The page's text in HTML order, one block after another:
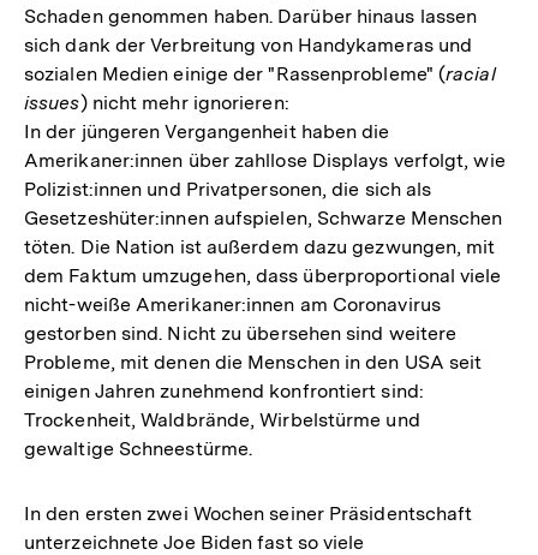
Schaden genommen haben. Darüber hinaus lassen
sich dank der Verbreitung von Handykameras und
sozialen Medien einige der "Rassenprobleme" (racial
issues) nicht mehr ignorieren:
In der jüngeren Vergangenheit haben die
Amerikaner:innen über zahllose Displays verfolgt, wie
Polizist:innen und Privatpersonen, die sich als
Gesetzeshüter:innen aufspielen, Schwarze Menschen
töten. Die Nation ist außerdem dazu gezwungen, mit
dem Faktum umzugehen, dass überproportional viele
nicht-weiße Amerikaner:innen am Coronavirus
gestorben sind. Nicht zu übersehen sind weitere
Probleme, mit denen die Menschen in den USA seit
einigen Jahren zunehmend konfrontiert sind:
Trockenheit, Waldbrände, Wirbelstürme und
gewaltige Schneestürme.
In den ersten zwei Wochen seiner Präsidentschaft
unterzeichnete Joe Biden fast so viele